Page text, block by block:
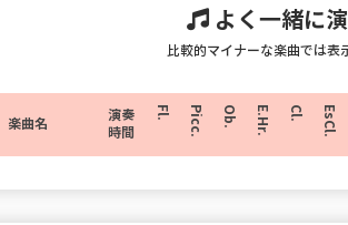
よく一緒に
比較的マイナーな楽曲では表
楽曲名
演奏
時間
Fl. Picc. Ob. E.Hr. Cl. EsCl.